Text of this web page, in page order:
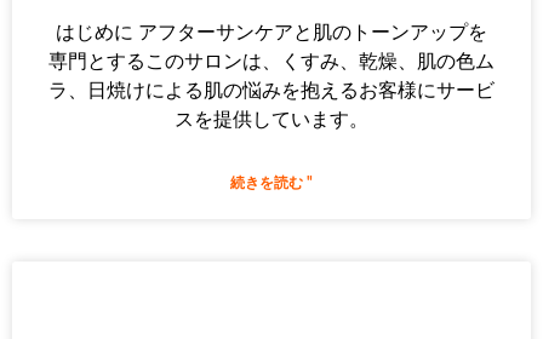
はじめに アフターサンケアと肌のトーンアップを
専門とするこのサロンは、くすみ、乾燥、肌の色ム
ラ、日焼けによる肌の悩みを抱えるお客様にサービ
スを提供しています。
続きを読む "